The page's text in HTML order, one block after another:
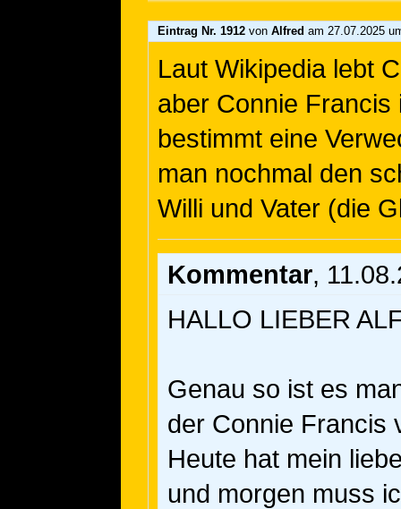
Eintrag Nr. 1912 von Alfred am 27.07.2025
Laut Wikipedia lebt
aber Connie
bestimmt eine
man nochmal den
Willi und Vater (die
Kommentar,
HALLO LIEBER
Genau so ist es
der Connie Francis
Heute hat mein
und morgen muss